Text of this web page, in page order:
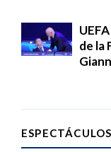
de la
ESPECTÁCULOS